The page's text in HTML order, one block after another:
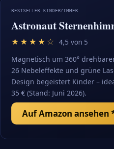
BESTSELLER KINDERZIMMER
Astronaut
★★★★☆ 4,5 von 5
Magnetisch um 360°
26 Nebeleffekte und grüne
Design begeistert Kinder –
35 € (Stand: Juni 2026).
Auf Amazon ansehen